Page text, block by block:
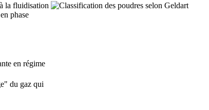
la fluidisation
phase
en régime
du gaz qui